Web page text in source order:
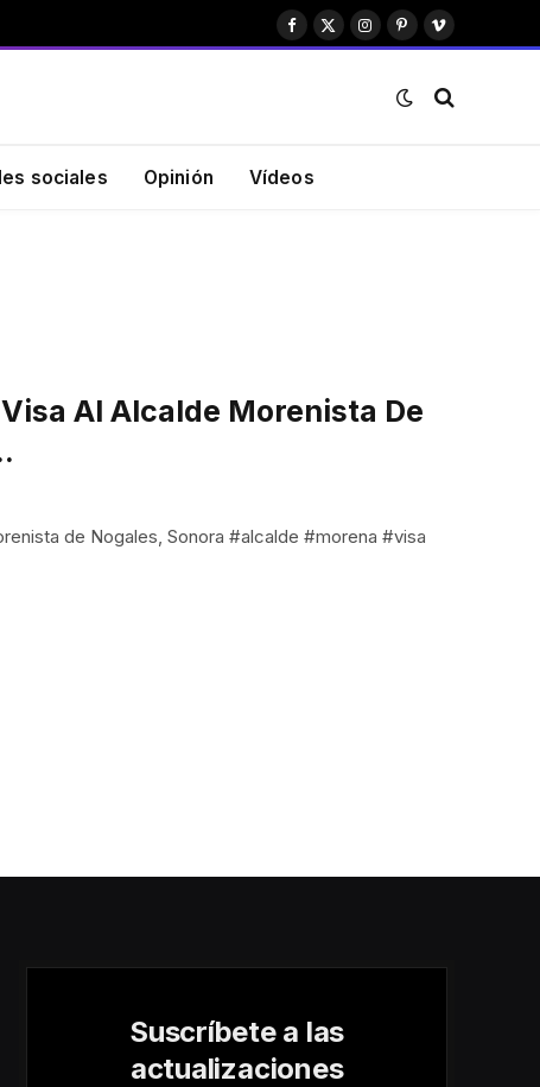
Facebook
X
Instagram
PinterestVimeo
sociales Opinión Vídeos
Al Alcalde Morenista De
de Nogales, Sonora #alcalde #morena #visa
Suscríbete a las
actualizaciones